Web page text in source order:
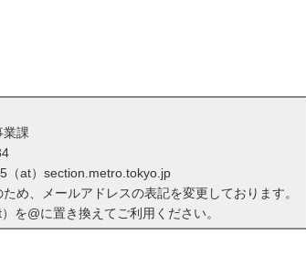
業課
at）section.metro.tokyo.jp
め、メールアドレスの表記を変更しております。
を@に置き換えてご利用ください。